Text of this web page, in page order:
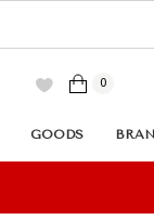
0
GOODS